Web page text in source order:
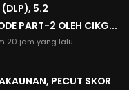
5.2
PART-2 OLEH CIKG...
20 jam yang lalu
PECUT SKOR